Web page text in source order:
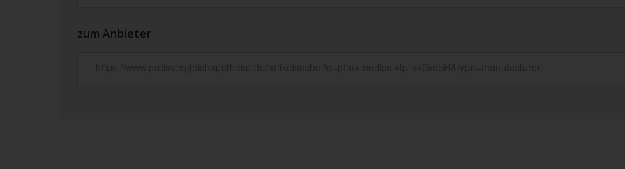
zum Anbieter